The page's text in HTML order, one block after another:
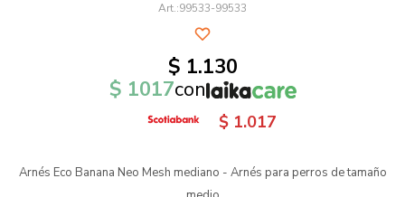
99533-99533
$ 1.130
$ 1017con
$ 1.017
Arnés Eco Banana Neo Mesh mediano - Arnés para perros de tamaño